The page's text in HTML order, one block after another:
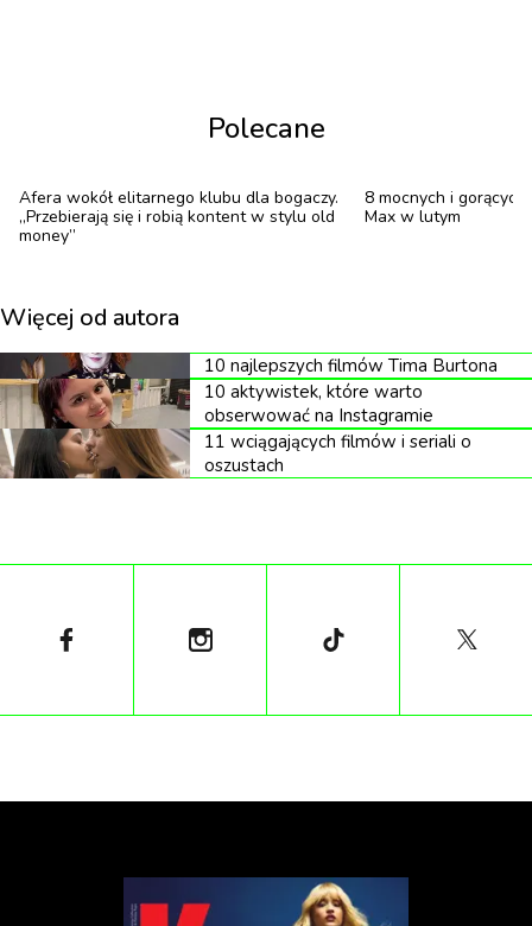
Polecane
Afera wokół elitarnego klubu dla bogaczy.
„Przebierają się i robią kontent w stylu old
money”
8 mocnych i
Max w lutym
Więcej od autora
10 najlepszych filmów Tima Burtona
10 aktywistek, które warto
obserwować na Instagramie
11 wciągających filmów i seriali o
oszustach